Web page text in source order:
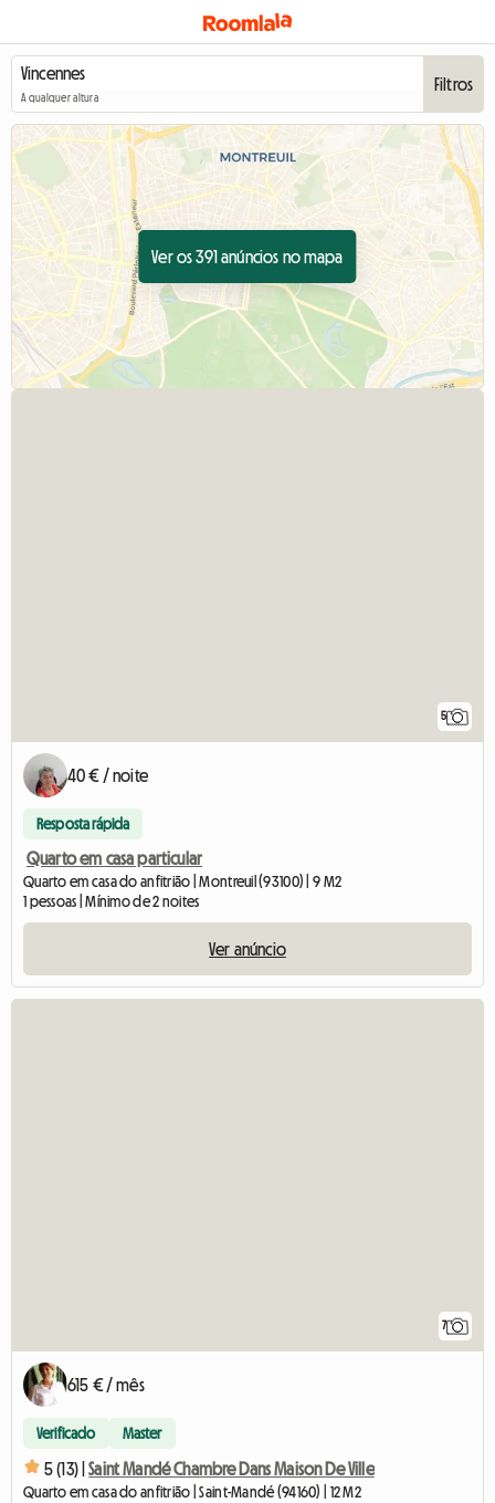
A qualquer altura
Filtros
Ver os 391 anúncios no mapa
5
40 € / noite
Resposta rápida
Quarto em casa particular
Quarto em casa do anfitrião | Montreuil (93100) | 9 M2
1 pessoas | Mínimo de 2 noites
Ver anúncio
7
615 € / mês
Verificado Master
5 (13) | Saint Mandé Chambre Dans Maison De Ville
Quarto em casa do anfitrião | Saint-Mandé (94160) | 12 M2